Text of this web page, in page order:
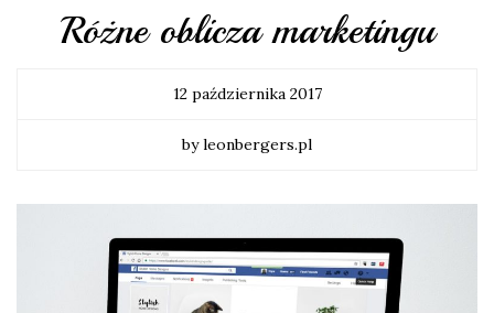
Różne oblicza marketingu
12 października 2017
by leonbergers.pl